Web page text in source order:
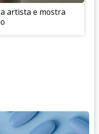
artista e mostra